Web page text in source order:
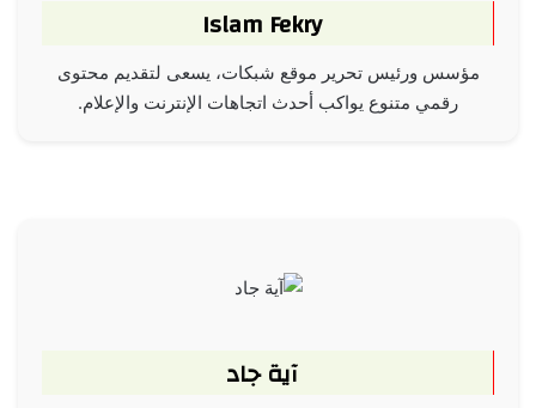
Islam Fekry
مؤسس ورئيس تحرير موقع شبكات، يسعى لتقديم محتوى
رقمي متنوع يواكب أحدث اتجاهات الإنترنت والإعلام.
آية جاد